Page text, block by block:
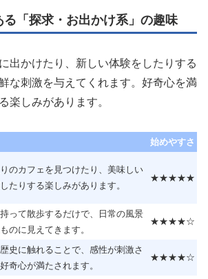
る「探求・お出かけ系」の趣味
出かけたり、新しい体験をしたりする
な刺激を与えてくれます。好奇心を満
楽しみがあります。
始めやすさ
のカフェを見つけたり、美味しい
たりする楽しみがあります。
★★★★★
って散歩するだけで、日常の風景
のに見えてきます。
★★★★☆
史に触れることで、感性が刺激さ
奇心が満たされます。
★★★★☆